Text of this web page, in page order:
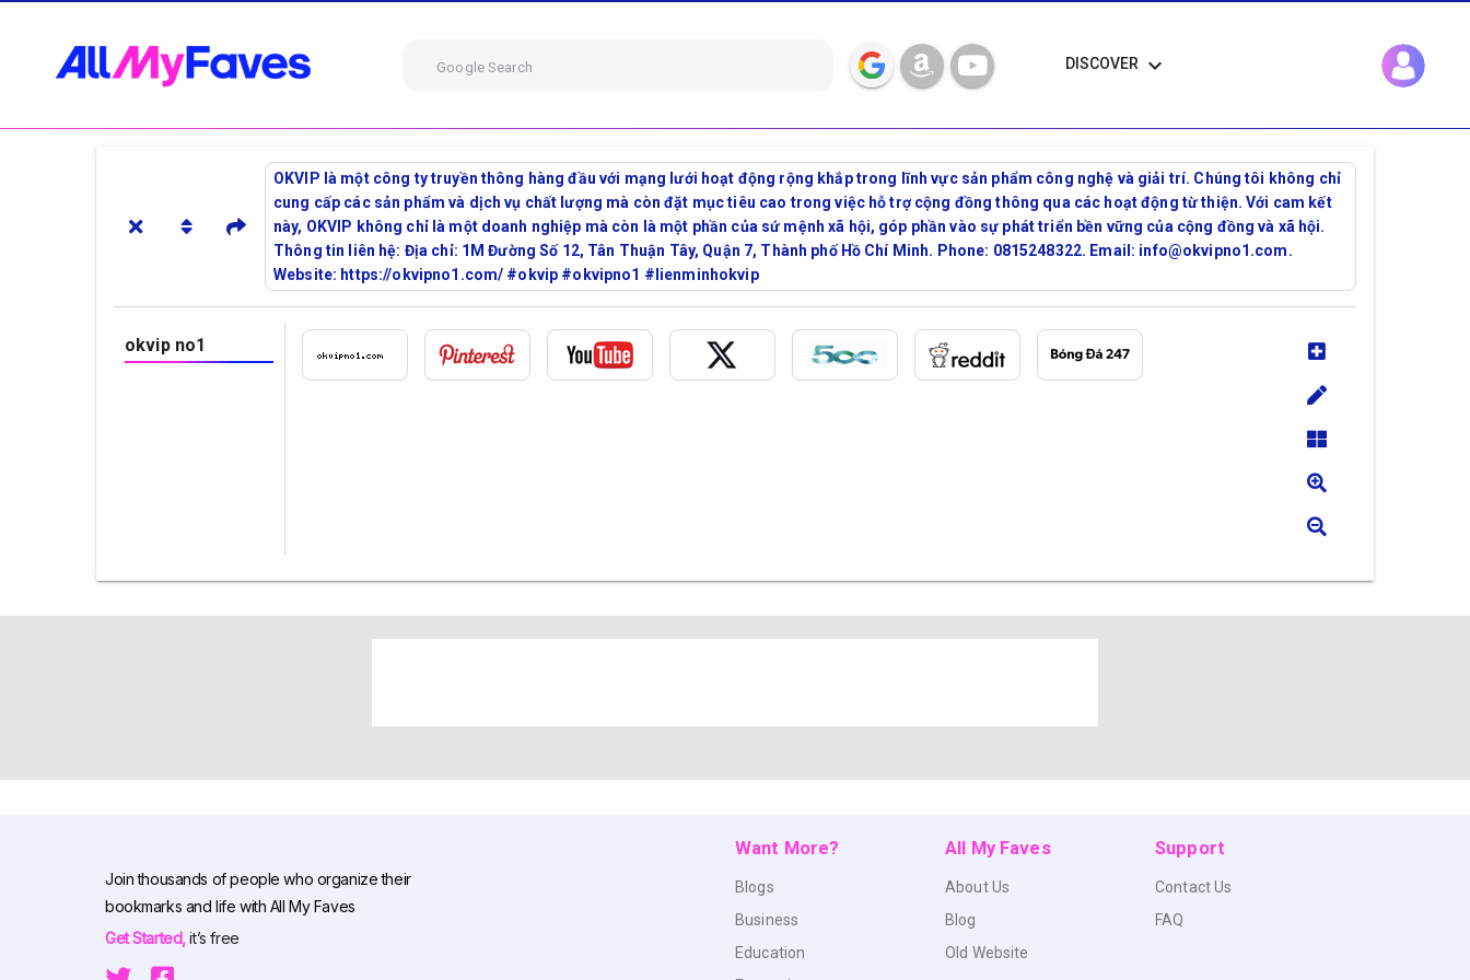
Google Search DISCOVER keyboard_arrow_down
OKVIP là một công ty truyền thông hàng đầu với mạng lưới hoạt động rộng khắp trong lĩnh vực sản phẩm công nghệ và giải trí. Chúng tôi không chỉ
cung cấp các sản phẩm và dịch vụ chất lượng mà còn đặt mục tiêu cao trong việc hỗ trợ cộng đồng thông qua các hoạt động từ thiện. Với cam kết
này, OKVIP không chỉ là một doanh nghiệp mà còn là một phần của sứ mệnh xã hội, góp phần vào sự phát triển bền vững của cộng đồng và xã hội.
Thông tin liên hệ: Địa chỉ: 1M Đường Số 12, Tân Thuận Tây, Quận 7, Thành phố Hồ Chí Minh. Phone: 0815248322. Email: info@okvipno1.com.
Website: https://okvipno1.com/ #okvip #okvipno1 #lienminhokvip
okvip no1
Join thousands of people who organize their
bookmarks and life with All My Faves
Get Started,it’s free
Want More?
Blogs
Business
Education
All My Faves
About Us
Blog
Old Website
Support
Contact Us
FAQ